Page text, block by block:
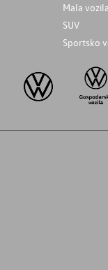
Mala vozila
SUV
Sportsko